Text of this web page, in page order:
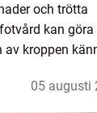
och trötta
kan göra
kroppen
05 augusti